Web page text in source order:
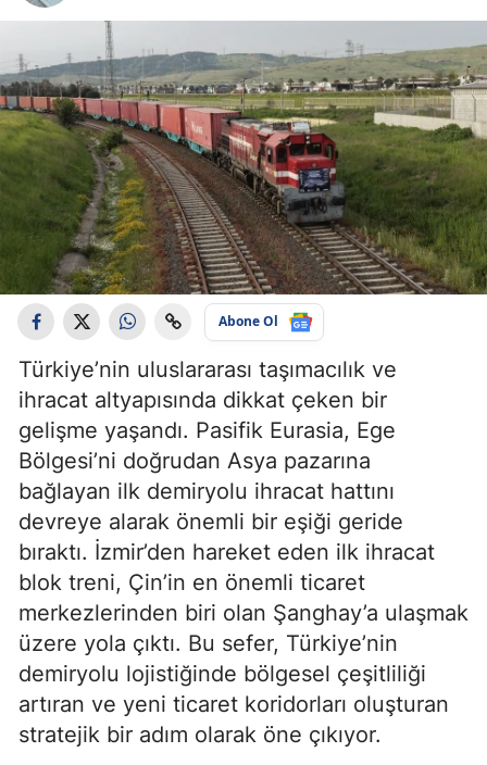
Abone Ol
Türkiye’nin uluslararası taşımacılık ve
ihracat altyapısında dikkat çeken bir
gelişme yaşandı. Pasifik Eurasia, Ege
Bölgesi’ni doğrudan Asya pazarına
bağlayan ilk demiryolu ihracat hattını
devreye alarak önemli bir eşiği geride
bıraktı. İzmir’den hareket eden ilk ihracat
blok treni, Çin’in en önemli ticaret
merkezlerinden biri olan Şanghay’a ulaşmak
üzere yola çıktı. Bu sefer, Türkiye’nin
demiryolu lojistiğinde bölgesel çeşitliliği
artıran ve yeni ticaret koridorları oluşturan
stratejik bir adım olarak öne çıkıyor.